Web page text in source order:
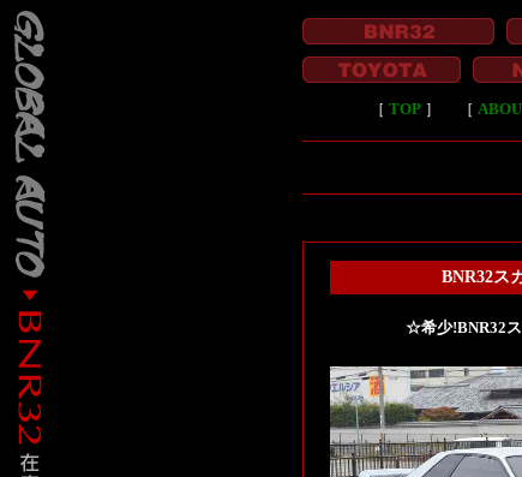
［ TOP］ ［
BNR32ス
☆希少!BNR32